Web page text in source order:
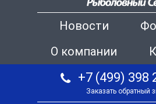
Новости
О компании
+7 (499) 398
Заказать обратный